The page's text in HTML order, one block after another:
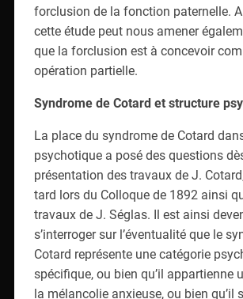
forclusion de la fonction paternelle.
cette étude peut nous amener
que la forclusion est à concevoir
opération partielle.
Syndrome de Cotard et structure
La place du syndrome de Cotard
psychotique a posé des questions
présentation des travaux de J.
tard lors du Colloque de 1892 ainsi
travaux de J. Séglas. Il est ainsi
s’interroger sur l’éventualité que le
Cotard représente une catégorie
spécifique, ou bien qu’il appartienne
la mélancolie anxieuse, ou bien qu’il